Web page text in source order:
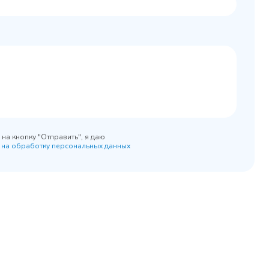
кнопку "Отправить", я даю
на обработку персональных данных